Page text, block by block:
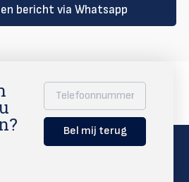
bericht via Whatsapp
Bel mij terug